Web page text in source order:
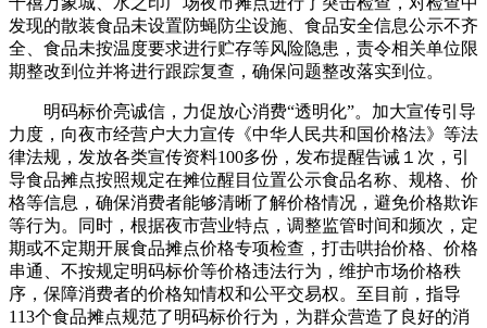
发现的散装食品未设置防蝇防尘设施、食品安全信息公示不齐
全、食品未按温度要求进行贮存等风险隐患，责令相关单位限
期整改到位并将进行跟踪复查，确保问题整改落实到位。
明码标价亮诚信，力促放心消费“透明化”。加大宣传引导
力度，向夜市经营户大力宣传《中华人民共和国价格法》等法
律法规，发放各类宣传资料100多份，发布提醒告诫１次，引
导食品摊点按照规定在摊位醒目位置公示食品名称、规格、价
格等信息，确保消费者能够清晰了解价格情况，避免价格欺诈
等行为。同时，根据夜市营业特点，调整监管时间和频次，定
期或不定期开展食品摊点价格专项检查，打击哄抬价格、价格
串通、不按规定明码标价等价格违法行为，维护市场价格秩
序，保障消费者的价格知情权和公平交易权。至目前，指导
113个食品摊点规范了明码标价行为，为群众营造了良好的消